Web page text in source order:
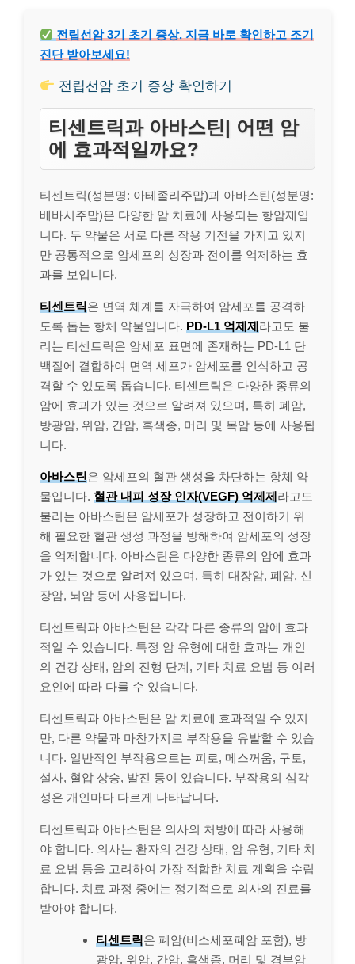
전립선암 3기 초기 증상, 지금 바로 확인하고 조기
진단 받아보세요!
전립선암 초기 증상 확인하기
티센트릭과 아바스틴| 어떤 암
에 효과적일까요?
티센트릭(성분명: 아테졸리주맙)과 아바스틴(성분명:
베바시주맙)은 다양한 암 치료에 사용되는 항암제입
니다. 두 약물은 서로 다른 작용 기전을 가지고 있지
만 공통적으로 암세포의 성장과 전이를 억제하는 효
과를 보입니다.
티센트릭은 면역 체계를 자극하여 암세포를 공격하
도록 돕는 항체 약물입니다. PD-L1 억제제라고도 불
리는 티센트릭은 암세포 표면에 존재하는 PD-L1 단
백질에 결합하여 면역 세포가 암세포를 인식하고 공
격할 수 있도록 돕습니다. 티센트릭은 다양한 종류의
암에 효과가 있는 것으로 알려져 있으며, 특히 폐암,
방광암, 위암, 간암, 흑색종, 머리 및 목암 등에 사용됩
니다.
아바스틴은 암세포의 혈관 생성을 차단하는 항체 약
물입니다. 혈관 내피 성장 인자(VEGF) 억제제라고도
불리는 아바스틴은 암세포가 성장하고 전이하기 위
해 필요한 혈관 생성 과정을 방해하여 암세포의 성장
을 억제합니다. 아바스틴은 다양한 종류의 암에 효과
가 있는 것으로 알려져 있으며, 특히 대장암, 폐암, 신
장암, 뇌암 등에 사용됩니다.
티센트릭과 아바스틴은 각각 다른 종류의 암에 효과
적일 수 있습니다. 특정 암 유형에 대한 효과는 개인
의 건강 상태, 암의 진행 단계, 기타 치료 요법 등 여러
요인에 따라 다를 수 있습니다.
티센트릭과 아바스틴은 암 치료에 효과적일 수 있지
만, 다른 약물과 마찬가지로 부작용을 유발할 수 있습
니다. 일반적인 부작용으로는 피로, 메스꺼움, 구토,
설사, 혈압 상승, 발진 등이 있습니다. 부작용의 심각
성은 개인마다 다르게 나타납니다.
티센트릭과 아바스틴은 의사의 처방에 따라 사용해
야 합니다. 의사는 환자의 건강 상태, 암 유형, 기타 치
료 요법 등을 고려하여 가장 적합한 치료 계획을 수립
합니다. 치료 과정 중에는 정기적으로 의사의 진료를
받아야 합니다.
티센트릭은 폐암(비소세포폐암 포함), 방
광암, 위암, 간암, 흑색종, 머리 및 경부암